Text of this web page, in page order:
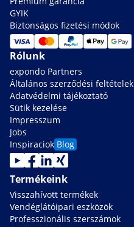
GYIK
Biztonságos fizetési módok
Rólunk
expondo Partners
Általános szerződési feltételek
Adatvédelmi tájékoztató
Sütik kezelése
Impresszum
Jobs
Inspiraciok Blog
Termékeink
Visszahívott termékek
Vendéglátóipari eszközök
Professzionális szerszámok